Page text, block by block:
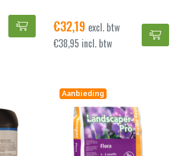
Grasjan Voorjaar
€32,19 excl. btw
€38,95 incl. btw
Aanbieding